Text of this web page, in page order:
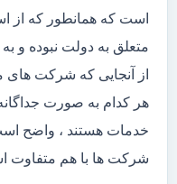
است که همانطور که از
متعلق به دولت نبوده و
از آنجایی که شرکت های
هر کدام به صورت
خدمات هستند ، واضح
شرکت ها با هم متفاوت